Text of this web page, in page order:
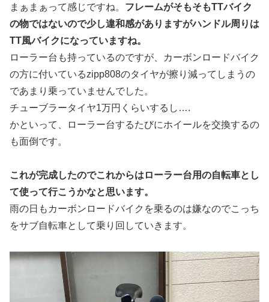
まぁまぁって感じですね。 フレームがそもそもTTバイク
の物ではないので少し違和感がありますがハンドル周りは
TT風バイクになっていますね。
ローラー台も持っているのですが、カーボンロードバイク
の方に付いているzipp808のタイヤが擦り減ってしまうの
であまり乗っていませんでした。
チューブラータイヤ1万円くらいするし….
かといって、ローラー台するたびにホイールを交換するの
も面倒です。
これが完成したのでこれからはローラー台用の自転車とし
て使って行こうかなと思います。
雨の日もカーボンロードバイクを乗るのは嫌なのでこっち
をサブ自転車として乗り回していきます。